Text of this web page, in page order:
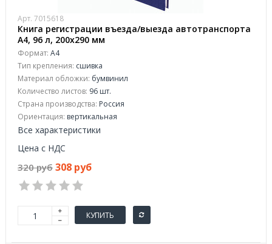
Арт. 7015618
Книга регистрации въезда/выезда автотранспорта
А4, 96 л, 200х290 мм
Формат: A4
Тип крепления: сшивка
Материал обложки: бумвинил
Количество листов: 96 шт.
Страна производства: Россия
Ориентация: вертикальная
Все характеристики
Цена с НДС
320 руб 308 руб
КУПИТЬ